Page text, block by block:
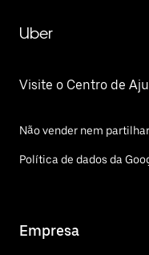
Uber
Visite o Centro de
Não vender nem
Política de dados da
Empresa